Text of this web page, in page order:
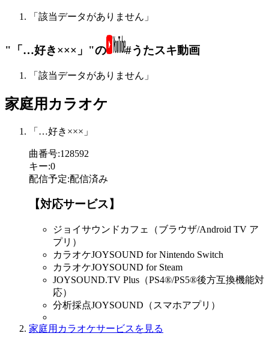
「該当データがありません」
"「…好き×××」"の #うたスキ動画
「該当データがありません」
家庭用カラオケ
「…好き×××」
曲番号:128592
キー:0
配信予定:配信済み
【対応サービス】
ジョイサウンドカフェ（ブラウザ/Android TV ア
プリ）
カラオケJOYSOUND for Nintendo Switch
カラオケJOYSOUND for Steam
JOYSOUND.TV Plus（PS4®/PS5®後方互換機能対
応）
分析採点JOYSOUND（スマホアプリ）
家庭用カラオケサービスを見る